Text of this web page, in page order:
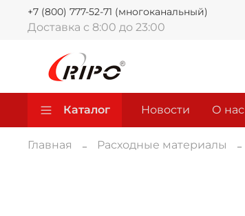
Доставка с 8:00 до 23:00
+7 (800) 777-52-71 (многоканальный)
Каталог Новости О нас
Главная Расходные материалы